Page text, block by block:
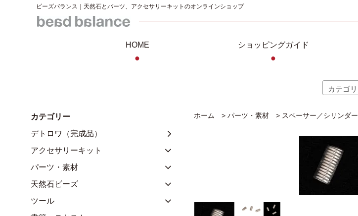
ビーズバランス｜天然石とパーツ、アクセサリーキットのオンラインショップ
HOME
●
ショッピングガイド
●
ホーム > パーツ・素材 > スペーサー／シリンダー
カテゴリー
デトロワ（完成品）
アクセサリーキット
パーツ・素材
天然石ビーズ
ツール